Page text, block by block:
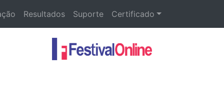
Resultados Suporte Certificado